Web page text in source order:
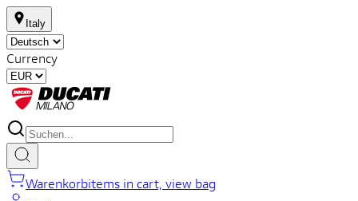
Italy
Currency
Warenkorbitems in cart, view bag